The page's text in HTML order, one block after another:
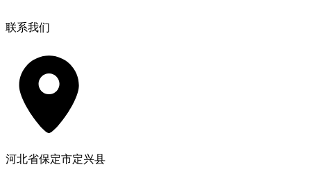
联系我们
河北省保定市定兴县